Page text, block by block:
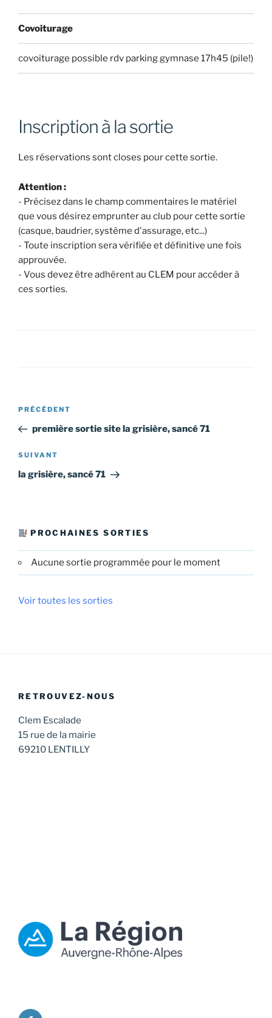
Covoiturage
covoiturage possible rdv parking gymnase 17h45 (pile!)
Inscription à la sortie
Les réservations sont closes pour cette sortie.
Attention :
- Précisez dans le champ commentaires le matériel
que vous désirez emprunter au club pour cette sortie
(casque, baudrier, système d'assurage, etc...)
- Toute inscription sera vérifiée et définitive une fois
approuvée.
- Vous devez être adhérent au CLEM pour accéder à
ces sorties.
Navigation
l’article
Article
précédent
PRÉCÉDENT
première sortie site la grisière, sancé 71
Article
suivant
SUIVANT
la grisière, sancé 71
PROCHAINES SORTIES
Aucune sortie programmée pour le moment
Voir toutes les sorties
RETROUVEZ-NOUS
Clem Escalade
15 rue de la mairie
69210 LENTILLY